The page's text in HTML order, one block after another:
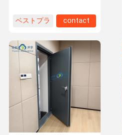
ベストプラ
contact